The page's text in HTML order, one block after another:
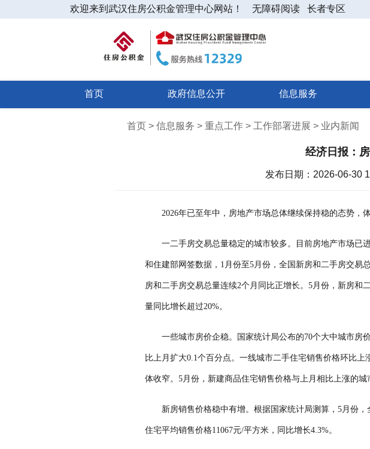
欢迎来到武汉住房公积金管理中心网站！ 无障碍阅读 长者专区
首页 政府信息公开 信息服务
首页 > 信息服务 > 重点工作 > 工作部署进展 > 业内新闻
经济日报：
发布日期：2026-06-30
2026年已至年中，房地产市场总体继续保持稳的态势，
一二手房交易总量稳定的城市较多。目前房地产市场已
和住建部网签数据，1月份至5月份，全国新房和二手房交易
房和二手房交易总量连续2个月同比正增长。5月份，新房和
量同比增长超过20%。
一些城市房价企稳。国家统计局公布的70个大中城市房
比上月扩大0.1个百分点。一线城市二手住宅销售价格环比
体收窄。5月份，新建商品住宅销售价格与上月相比上涨的城
新房销售价格稳中有增。根据国家统计局测算，5月份
住宅平均销售价格11067元/平方米，同比增长4.3%。